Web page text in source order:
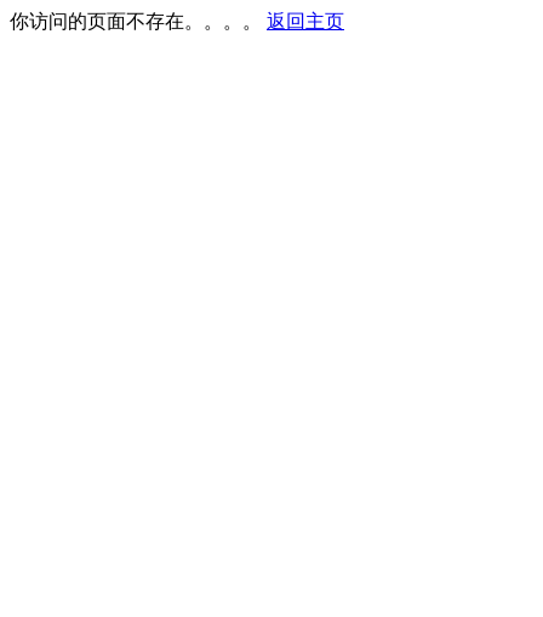
你访问的页面不存在。。。。 返回主页